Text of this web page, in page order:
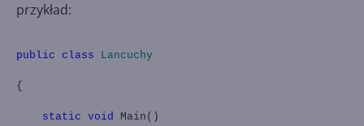
przykład:
public class Lancuchy
{
static void Main()